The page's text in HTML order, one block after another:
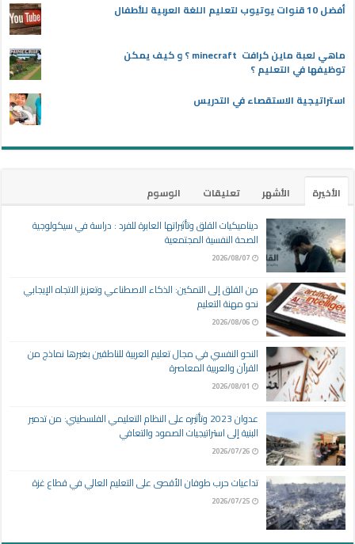
أفضل 10 قنوات يوتيوب لتعليم اللغة العربية للأطفال
ماهي لعبة ماين كرافت minecraft ؟ و كيف يمكن
توظيفها في التعليم ؟
استراتيجية الاستقصاء في التدريس
الأخيرة الأشهر تعليقات
الوسوم
ديناميكيات القلق وتأثيراتها العابرة للفرد : دراسة في سيكولوجية
الصحة النفسية المجتمعية
2026/08/07
من القلق إلى التمكين: الذكاء الاصطناعي وتعزيز الاتجاه الإيجابي
نحو مهنة التعليم
2026/08/06
النحو النفسي في مجال تعليم العربية للناطقين بغيرها نماذج من
القرآن والعربية المعاصرة
2026/08/01
عدوان 2023 وتأثيره على النظام التعليمي الفلسطيني: من تدمير
البنية إلى استراتيجيات الصمود والتعافي
2026/07/26
تداعيات حرب طوفان الأقصى على التعليم العالي في قطاع غزة
2026/07/25